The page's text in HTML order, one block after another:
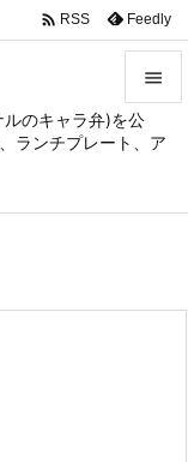
のキャラ弁)を公
ランチプレート、ア


メニュ
サイド

 RSS Feedly